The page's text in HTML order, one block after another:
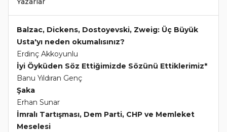
Balzac, Dickens, Dostoyevski, Zweig: Üç Büyük
Usta'yı neden okumalısınız?
Erdinç Akkoyunlu
İyi Öyküden Söz Ettiğimizde Sözünü Ettiklerimiz*
Banu Yıldıran Genç
Şaka
Erhan Sunar
İmralı Tartışması, Dem Parti, CHP ve Memleket
Meselesi